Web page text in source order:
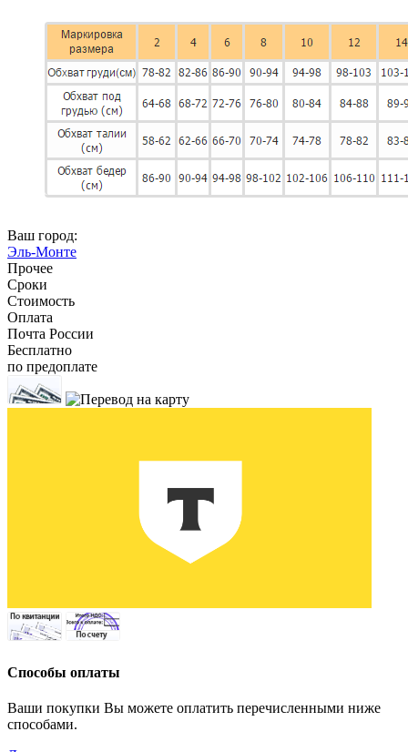
Ваш город:
Эль-Монте
Прочее
Сроки
Стоимость
Оплата
Почта России
Бесплатно
по предоплате
Способы оплаты
Ваши покупки Вы можете оплатить перечисленными ниже
способами.